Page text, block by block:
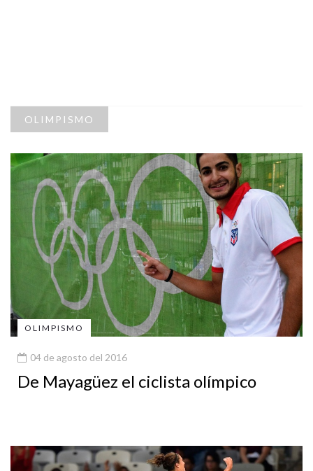
OLIMPISMO
OLIMPISMO
04 de agosto del 2016
De Mayagüez el ciclista olímpico